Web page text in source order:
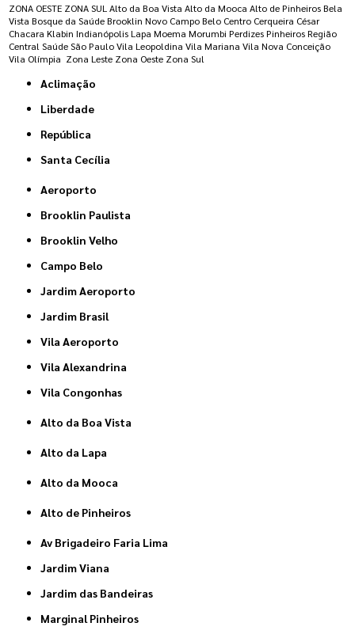
ZONA OESTE ZONA SUL Alto da Boa Vista Alto da Mooca Alto de Pinheiros Bela
Vista Bosque da Saúde Brooklin Novo Campo Belo Centro Cerqueira César
Chacara Klabin Indianópolis Lapa Moema Morumbi Perdizes Pinheiros Região
Central Saúde São Paulo Vila Leopoldina Vila Mariana Vila Nova Conceição
Vila Olímpia Zona Leste Zona Oeste Zona Sul
Aclimação
Liberdade
República
Santa Cecília
Aeroporto
Brooklin Paulista
Brooklin Velho
Campo Belo
Jardim Aeroporto
Jardim Brasil
Vila Aeroporto
Vila Alexandrina
Vila Congonhas
Alto da Boa Vista
Alto da Lapa
Alto da Mooca
Alto de Pinheiros
Av Brigadeiro Faria Lima
Jardim Viana
Jardim das Bandeiras
Marginal Pinheiros